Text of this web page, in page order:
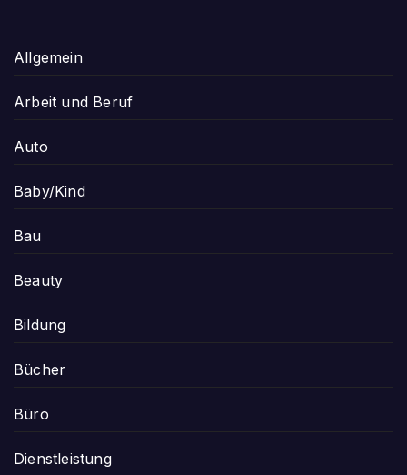
Allgemein
Arbeit und Beruf
Auto
Baby/Kind
Bau
Beauty
Bildung
Bücher
Büro
Dienstleistung